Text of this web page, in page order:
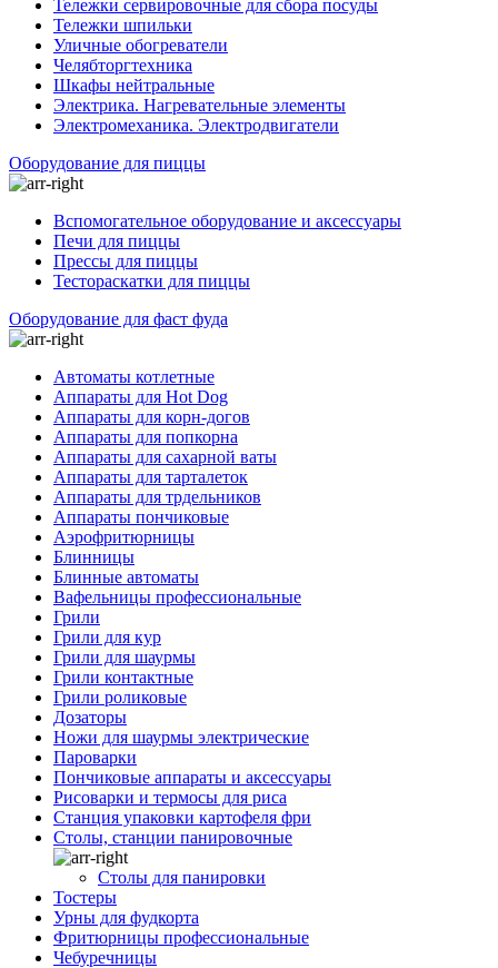
Тележки сервировочные для сбора посуды
Тележки шпильки
Уличные обогреватели
Челябторгтехника
Шкафы нейтральные
Электрика. Нагревательные элементы
Электромеханика. Электродвигатели
Оборудование для пиццы
Вспомогательное оборудование и аксессуары
Печи для пиццы
Прессы для пиццы
Тестораскатки для пиццы
Оборудование для фаст фуда
Автоматы котлетные
Аппараты для Hot Dog
Аппараты для корн-догов
Аппараты для попкорна
Аппараты для сахарной ваты
Аппараты для тарталеток
Аппараты для трдельников
Аппараты пончиковые
Аэрофритюрницы
Блинницы
Блинные автоматы
Вафельницы профессиональные
Грили
Грили для кур
Грили для шаурмы
Грили контактные
Грили роликовые
Дозаторы
Ножи для шаурмы электрические
Пароварки
Пончиковые аппараты и аксессуары
Рисоварки и термосы для риса
Станция упаковки картофеля фри
Столы, станции панировочные
Столы для панировки
Тостеры
Урны для фудкорта
Фритюрницы профессиональные
Чебуречницы